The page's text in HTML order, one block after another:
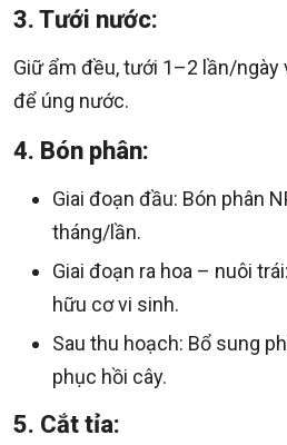
3. Tưới nước:
Giữ ẩm đều, tưới 1–2 lần/ngày
để úng nước.
4. Bón phân:
Giai đoạn đầu: Bón phân
tháng/lần.
Giai đoạn ra hoa – nuôi
hữu cơ vi sinh.
Sau thu hoạch: Bổ sung
phục hồi cây.
5. Cắt tỉa: